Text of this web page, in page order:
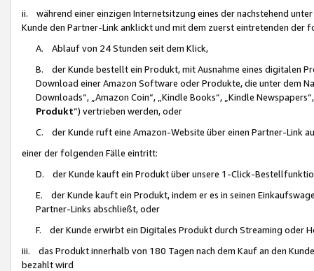
ii. während einer einzigen Internetsitzung eines der nachstehend
Kunde den Partner-Link anklickt und mit dem zuerst eintretenden der
A. Ablauf von 24 Stunden seit dem Klick,
B. der Kunde bestellt ein Produkt, mit Ausnahme eines digitalen
Download einer Amazon Software oder Produkte, die unter dem
Downloads“, „Amazon Coin“, „Kindle Books“, „Kindle
Produkt“) vertrieben werden, oder
C. der Kunde ruft eine Amazon-Website über einen Partner-Link
einer der folgenden Fälle eintritt:
D. der Kunde kauft ein Produkt über unsere 1-Click-
E. der Kunde kauft ein Produkt, indem er es in seinen
Partner-Links abschließt, oder
F. der Kunde erwirbt ein Digitales Produkt durch Streaming oder
iii. das Produkt innerhalb von 180 Tagen nach dem Kauf an den
bezahlt wird